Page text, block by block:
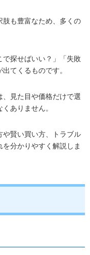
も豊富なため、多くの
で探せばいい？」「失敗
てくるものです。
見た目や価格だけで選
ありません。
や賢い買い方、トラブル
分かりやすく解説しま